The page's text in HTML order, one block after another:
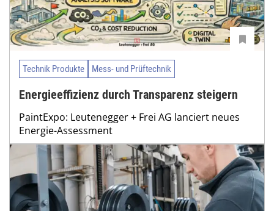
Technik Produkte Mess- und Prüftechnik
Energieeffizienz durch Transparenz steigern
PaintExpo: Leutenegger + Frei AG lanciert neues
Energie-Assessment